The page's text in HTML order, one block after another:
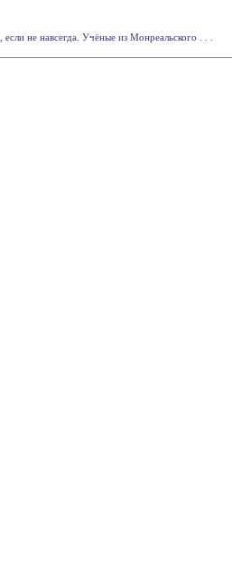
не навсегда. Учёные из Монреальского . . .